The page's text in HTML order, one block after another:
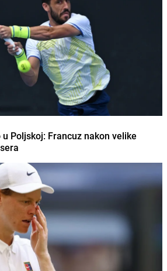
Poljskoj: Francuz nakon velike